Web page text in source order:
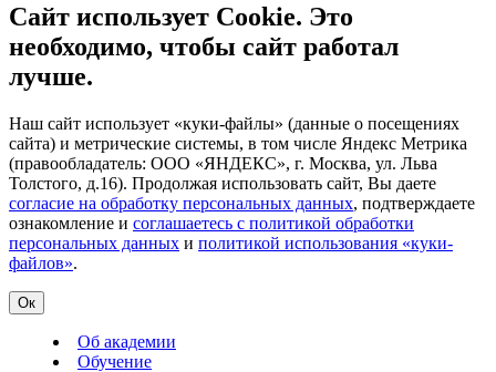
Сайт использует Cookie. Это
необходимо, чтобы сайт работал
лучше.
Наш сайт использует «куки-файлы» (данные о посещениях
сайта) и метрические системы, в том числе Яндекс Метрика
(правообладатель: ООО «ЯНДЕКС», г. Москва, ул. Льва
Толстого, д.16). Продолжая использовать сайт, Вы даете
согласие на обработку персональных данных, подтверждаете
ознакомление и соглашаетесь с политикой обработки
персональных данных и политикой использования «куки-
файлов».
Ок
Об академии
Обучение